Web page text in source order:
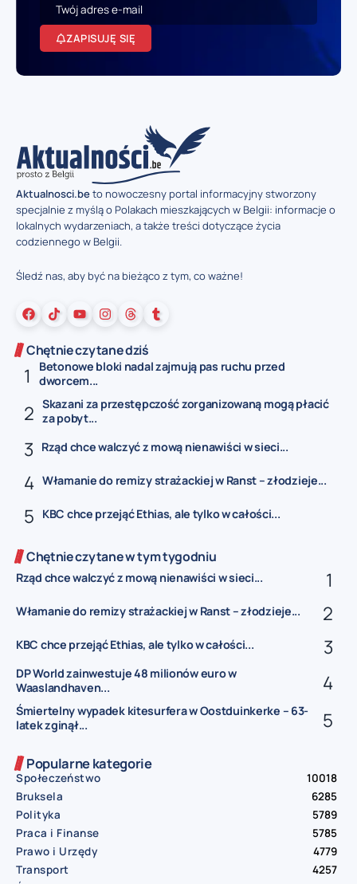
ZAPISUJĘ SIĘ
Aktualnosci.beto nowoczesny portal informacyjny stworzony
specjalnie z myślą o Polakach mieszkających w Belgii: informacje o
lokalnych wydarzeniach, a także treści dotyczące życia
codziennego w Belgii.
Śledź nas, aby być na bieżąco z tym, co ważne!
Chętnie czytane dziś
Betonowe bloki nadal zajmują pas ruchu przed
dworcem...
Skazani za przestępczość zorganizowaną mogą płacić
za pobyt...
Rząd chce walczyć z mową nienawiści w sieci...
Włamanie do remizy strażackiej w Ranst – złodzieje...
KBC chce przejąć Ethias, ale tylko w całości...
Chętnie czytane w tym tygodniu
Rząd chce walczyć z mową nienawiści w sieci...
Włamanie do remizy strażackiej w Ranst – złodzieje...
KBC chce przejąć Ethias, ale tylko w całości...
DP World zainwestuje 48 milionów euro w
Waaslandhaven...
Śmiertelny wypadek kitesurfera w Oostduinkerke – 63-
latek zginął...
Popularne kategorie
Społeczeństwo
10018
Bruksela
6285
Polityka
5789
Praca i Finanse
5785
Prawo i Urzędy
4779
Transport
4257